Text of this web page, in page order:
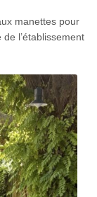
manettes pour
l’établissement